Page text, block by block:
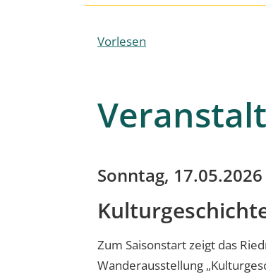
Vorlesen
Sonntag, 17.05.2026
Zum Saisonstart zeigt das
Wanderausstellung